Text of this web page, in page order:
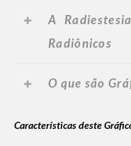
A
Radiônicos
O que são
Características deste